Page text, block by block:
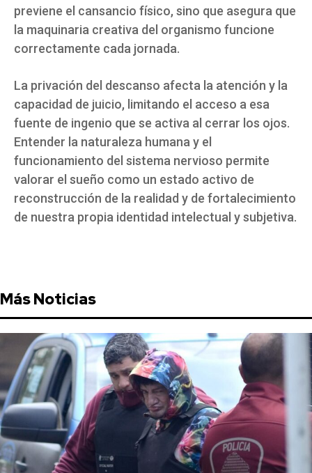
previene el cansancio físico, sino que asegura que
la maquinaria creativa del organismo funcione
correctamente cada jornada.
La privación del descanso afecta la atención y la
capacidad de juicio, limitando el acceso a esa
fuente de ingenio que se activa al cerrar los ojos.
Entender la naturaleza humana y el
funcionamiento del sistema nervioso permite
valorar el sueño como un estado activo de
reconstrucción de la realidad y de fortalecimiento
de nuestra propia identidad intelectual y subjetiva.
Más Noticias